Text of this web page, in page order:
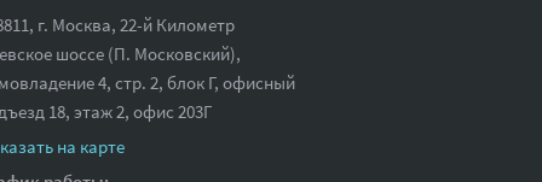
г. Москва, 22-й Километр
шоссе (П. Московский),
4, стр. 2, блок Г, офисный
18,этаж 2, офис 203Г
на карте